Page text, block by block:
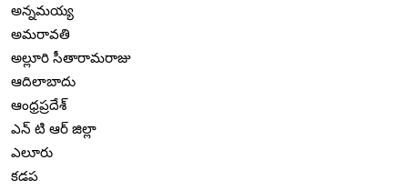
అన్నమయ్య
అమరావతి
అల్లూరి సీతారామరాజు
ఆదిలాబాదు
ఆంధ్రప్రదేశ్
ఎన్ టి ఆర్ జిల్లా
ఎలూరు
కడప